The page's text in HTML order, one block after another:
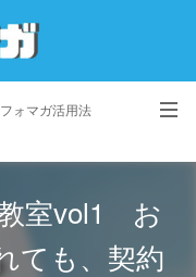
フォマガ活用法
会社概要
室vol1 お
ても、契約